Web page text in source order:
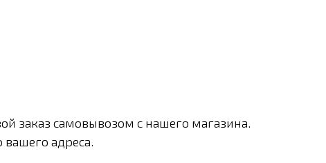
заказ самовывозом с нашего магазина.
адреса.